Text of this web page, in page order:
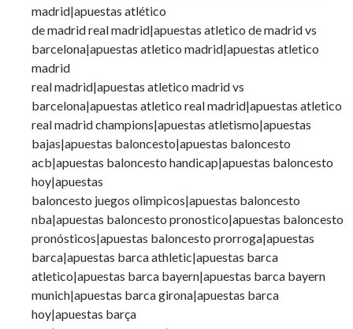
madrid|apuestas atlético
de madrid real madrid|apuestas atletico de madrid vs
barcelona|apuestas atletico madrid|apuestas atletico
madrid
real madrid|apuestas atletico madrid vs
barcelona|apuestas atletico real madrid|apuestas atletico
real madrid champions|apuestas atletismo|apuestas
bajas|apuestas baloncesto|apuestas baloncesto
acb|apuestas baloncesto handicap|apuestas baloncesto
hoy|apuestas
baloncesto juegos olimpicos|apuestas baloncesto
nba|apuestas baloncesto pronostico|apuestas baloncesto
pronósticos|apuestas baloncesto prorroga|apuestas
barca|apuestas barca athletic|apuestas barca
atletico|apuestas barca bayern|apuestas barca bayern
munich|apuestas barca girona|apuestas barca
hoy|apuestas barça